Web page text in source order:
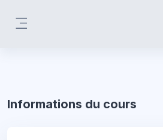
Informations du cours